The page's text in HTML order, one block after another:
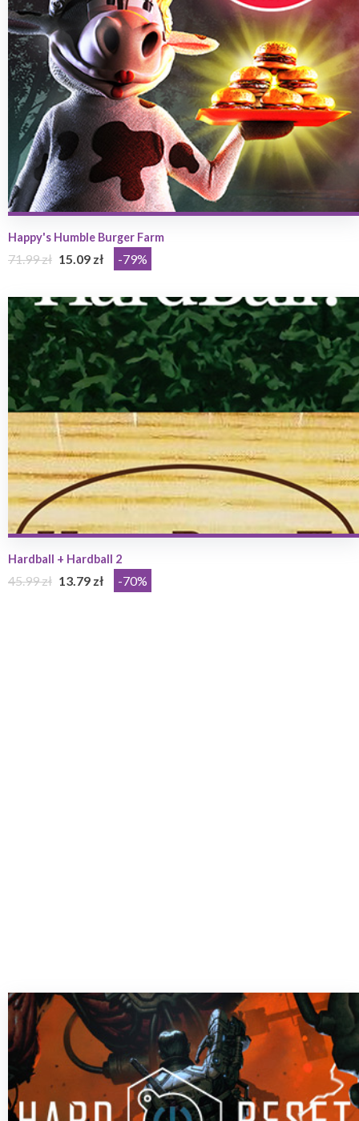
Happy's Humble Burger Farm
71.99 zł 15.09 zł -79%
Hardball + Hardball 2
45.99 zł 13.79 zł -70%